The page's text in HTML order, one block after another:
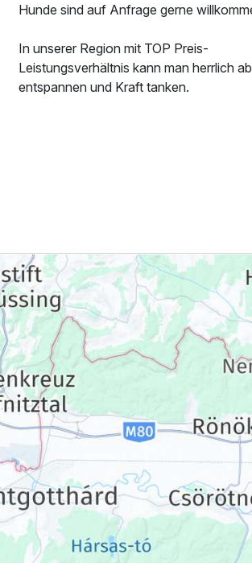
Hunde sind auf Anfrage gerne
In unserer Region mit TOP Preis-
Leistungsverhältnis kann man herrlich
entspannen und Kraft tanken.